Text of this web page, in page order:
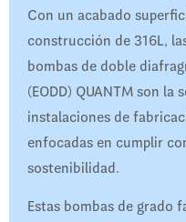
Con un acabado
construcción de 316L,
bombas de doble
(EODD) QUANTM son la
instalaciones de
enfocadas en cumplir
sostenibilidad.
Estas bombas de grado